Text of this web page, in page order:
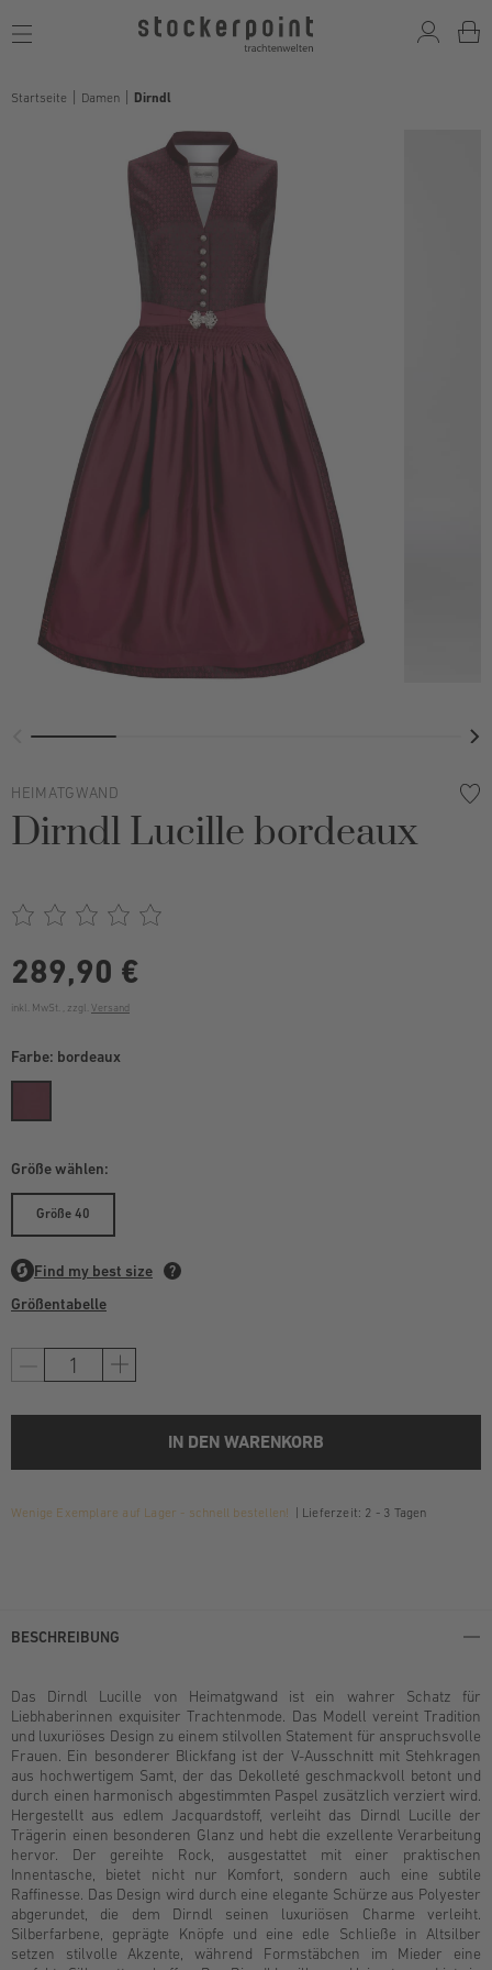
Toggle
Startseite Damen Dirndl
HEIMATGWAND
Dirndl Lucille bordeaux
289,90 €
inkl. MwSt. , zzgl. Versand
Farbe: bordeaux
Größe wählen:
Größe 40
Größentabelle
IN DEN WARENKORB
Wenige Exemplare auf Lager - schnell bestellen! Lieferzeit: 2 - 3 Tagen
BESCHREIBUNG
Das Dirndl Lucille von Heimatgwand ist ein wahrer Schatz für
Liebhaberinnen exquisiter Trachtenmode. Das Modell vereint Tradition
und luxuriöses Design zu einem stilvollen Statement für anspruchsvolle
Frauen. Ein besonderer Blickfang ist der V-Ausschnitt mit Stehkragen
aus hochwertigem Samt, der das Dekolleté geschmackvoll betont und
durch einen harmonisch abgestimmten Paspel zusätzlich verziert wird.
Hergestellt aus edlem Jacquardstoff, verleiht das Dirndl Lucille der
Trägerin einen besonderen Glanz und hebt die exzellente Verarbeitung
hervor. Der gereihte Rock, ausgestattet mit einer praktischen
Innentasche, bietet nicht nur Komfort, sondern auch eine subtile
Raffinesse. Das Design wird durch eine elegante Schürze aus Polyester
abgerundet, die dem Dirndl seinen luxuriösen Charme verleiht.
Silberfarbene, geprägte Knöpfe und eine edle Schließe in Altsilber
setzen stilvolle Akzente, während Formstäbchen im Mieder eine